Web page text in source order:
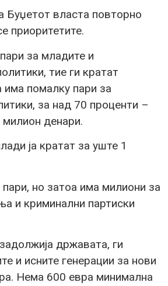
Буџетот власта повторно
приоритетите.
за младите и
тие ги кратат
има помалку пари за
за над 70 проценти –
денари.
ја кратат за уште 1
но затоа има милиони за
и криминални партиски
државата, ги
и исните генерации за нови
Нема 600 евра минимална